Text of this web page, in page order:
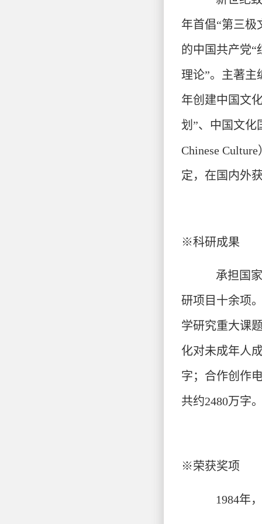
年首倡“第三极
的中国共产党“
理论”。主著主
年创建中国文
划”、中国文化
Chinese Culture
定，在国内外
※科研成果
承担国
研项目十余项
学研究重大课
化对未成年人
字；合作创作
共约2480万字
※荣获奖项
1984年